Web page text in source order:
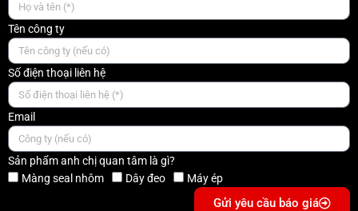
Tên công ty
Số điện thoại liên hệ
Email
Sản phẩm anh chị quan tâm là gì?
Màng seal nhôm
Dây đeo Máy ép
Gửi yêu cầu báo giá